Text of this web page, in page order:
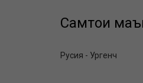
Самтҳои
Русия - Ургенч